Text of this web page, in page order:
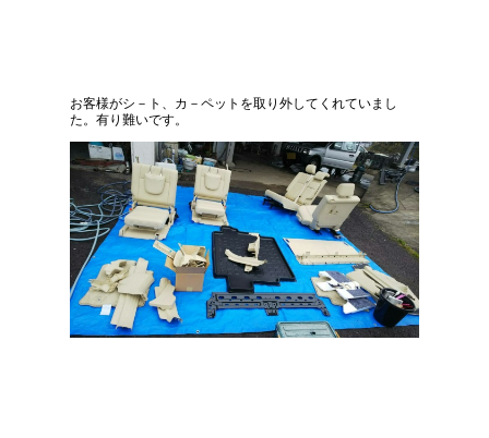
お客様がシ－ト、カ－ペットを取り外してくれていまし
た。有り難いです。